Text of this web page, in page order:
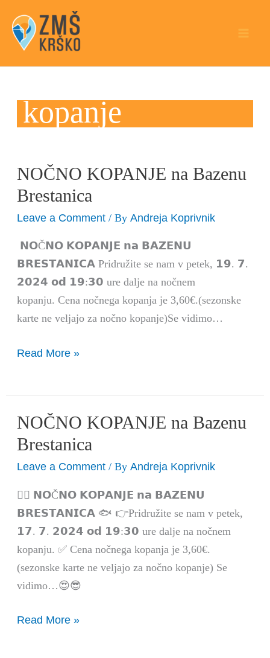
content
kopanje
NOČNO KOPANJE na Bazenu
Brestanica
Leave a Comment / ByAndreja Koprivnik
𝗡𝗢Č𝗡𝗢 𝗞𝗢𝗣𝗔𝗡𝗝𝗘 𝗻𝗮 𝗕𝗔𝗭𝗘𝗡𝗨
𝗕𝗥𝗘𝗦𝗧𝗔𝗡𝗜𝗖𝗔 Pridružite se nam v petek, 𝟭𝟵. 𝟳.
𝟮𝟬𝟮𝟰 𝗼𝗱 𝟭𝟵:𝟯𝟬 ure dalje na nočnem
kopanju. Cena nočnega kopanja je 3,60€.(sezonske
karte ne veljajo za nočno kopanje)Se vidimo…
NOČNO
KOPANJE
Bazenu
Brestanica
Read More »
NOČNO KOPANJE na Bazenu
Brestanica
Leave a Comment / ByAndreja Koprivnik
🏊‍♀️ 𝗡𝗢Č𝗡𝗢 𝗞𝗢𝗣𝗔𝗡𝗝𝗘 𝗻𝗮 𝗕𝗔𝗭𝗘𝗡𝗨
𝗕𝗥𝗘𝗦𝗧𝗔𝗡𝗜𝗖𝗔 🐟 👉Pridružite se nam v petek,
𝟭𝟳. 𝟳. 𝟮𝟬𝟮𝟰 𝗼𝗱 𝟭𝟵:𝟯𝟬 ure dalje na nočnem
kopanju. ✅ Cena nočnega kopanja je 3,60€.
(sezonske karte ne veljajo za nočno kopanje) Se
vidimo…😍😎
NOČNO
KOPANJE
Bazenu
Brestanica
Read More »